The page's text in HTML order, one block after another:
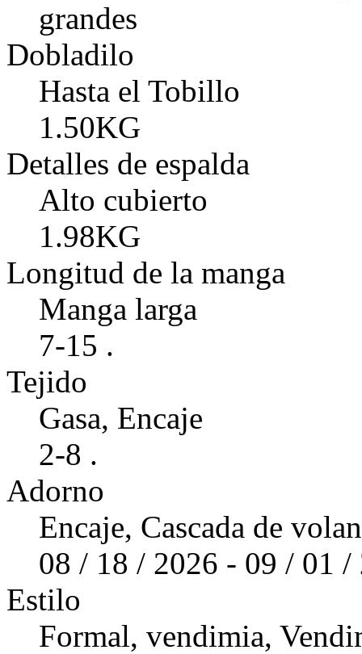
grandes
Dobladilo
Hasta el Tobillo
1.50KG
Detalles de espalda
Alto cubierto
1.98KG
Longitud de la manga
Manga larga
7-15 .
Tejido
Gasa, Encaje
2-8 .
Adorno
Encaje, Cascada de
08 / 18 / 2026 - 09 / 01 /
Estilo
Formal, vendimia,